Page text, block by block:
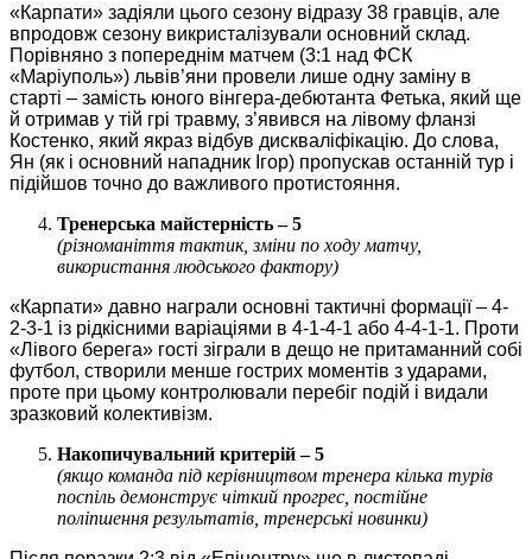
«Карпати» задіяли цього сезону відразу 38 гравців, але
впродовж сезону викристалізували основний склад.
Порівняно з попереднім матчем (3:1 над ФСК
«Маріуполь») львів’яни провели лише одну заміну в
старті – замість юного вінгера-дебютанта Фетька, який ще
й отримав у тій грі травму, з’явився на лівому фланзі
Костенко, який якраз відбув дискваліфікацію. До слова,
Ян (як і основний нападник Ігор) пропускав останній тур і
підійшов точно до важливого протистояння.
Тренерська майстерність – 5
(різноманіття тактик, зміни по ходу матчу,
використання людського фактору)
«Карпати» давно награли основні тактичні формації – 4-
2-3-1 із рідкісними варіаціями в 4-1-4-1 або 4-4-1-1. Проти
«Лівого берега» гості зіграли в дещо не притаманний собі
футбол, створили менше гострих моментів з ударами,
проте при цьому контролювали перебіг подій і видали
зразковий колективізм.
Накопичувальний критерій – 5
(якщо команда під керівництвом тренера кілька турів
поспіль демонструє чіткий прогрес, постійне
поліпшення результатів, тренерські новинки)